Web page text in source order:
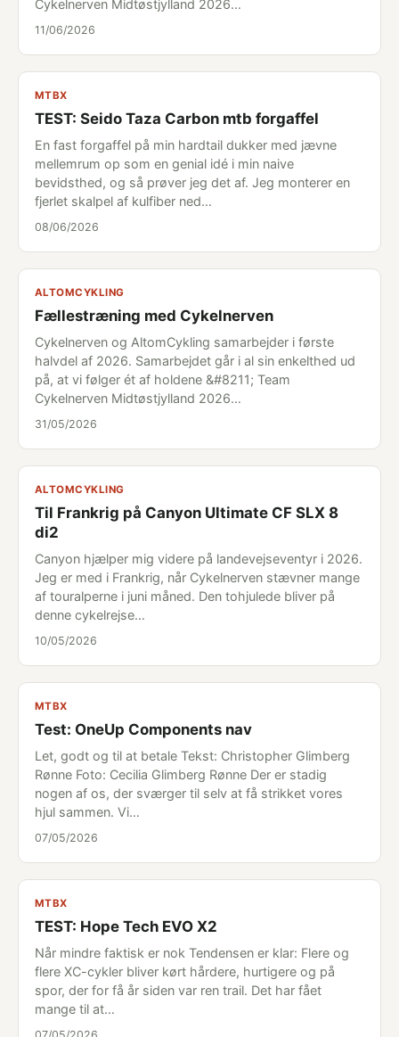
Cykelnerven Midtøstjylland 2026…
11/06/2026
MTBX
TEST: Seido Taza Carbon mtb forgaffel
En fast forgaffel på min hardtail dukker med jævne
mellemrum op som en genial idé i min naive
bevidsthed, og så prøver jeg det af. Jeg monterer en
fjerlet skalpel af kulfiber ned…
08/06/2026
ALTOMCYKLING
Fællestræning med Cykelnerven
Cykelnerven og AltomCykling samarbejder i første
halvdel af 2026. Samarbejdet går i al sin enkelthed ud
på, at vi følger ét af holdene &#8211; Team
Cykelnerven Midtøstjylland 2026…
31/05/2026
ALTOMCYKLING
Til Frankrig på Canyon Ultimate CF SLX 8
di2
Canyon hjælper mig videre på landevejseventyr i 2026.
Jeg er med i Frankrig, når Cykelnerven stævner mange
af touralperne i juni måned. Den tohjulede bliver på
denne cykelrejse…
10/05/2026
MTBX
Test: OneUp Components nav
Let, godt og til at betale Tekst: Christopher Glimberg
Rønne Foto: Cecilia Glimberg Rønne Der er stadig
nogen af os, der sværger til selv at få strikket vores
hjul sammen. Vi…
07/05/2026
MTBX
TEST: Hope Tech EVO X2
Når mindre faktisk er nok Tendensen er klar: Flere og
flere XC-cykler bliver kørt hårdere, hurtigere og på
spor, der for få år siden var ren trail. Det har fået
mange til at…